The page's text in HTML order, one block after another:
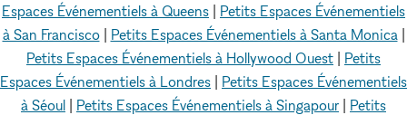
Espaces Événementiels à Queens
Petits Espaces Événementiels
à San Francisco| Petits Espaces Événementiels à Santa Monica|
Petits Espaces Événementiels à Hollywood Ouest
Petits
Espaces Événementiels à Londres
Petits Espaces Événementiels
à Séoul
Petits Espaces Événementiels à Singapour
Petits